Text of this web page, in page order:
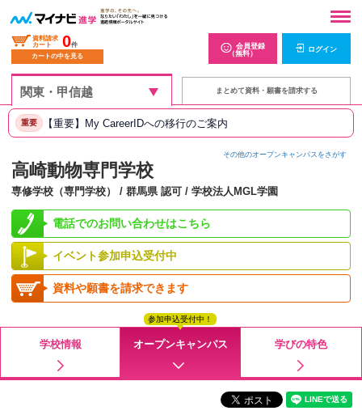
資料請求
カート
0件
カートの中を見る
会員登録
（無料）
ログイン
まとめて資料・願書を請求する
重要 【重要】My CareerIDへの移行のご案内
その他のオープンキャンパスをさがす
高崎動物専門学校
専修学校（専門学校） / 群馬県 認可 / 学校法人MGL学園
電話でのお問い合わせはこちら
イベント参加申込受付中
資料や願書を請求できます
学校情報 オープンキャンパス
参加申込受付中！
学びの特色